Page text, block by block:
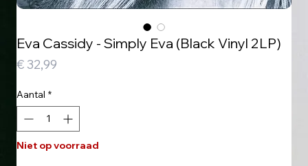
Eva Cassidy - Simply Eva (Black Vinyl 2LP)
€ 32,99
Aantal *
Niet op voorraad